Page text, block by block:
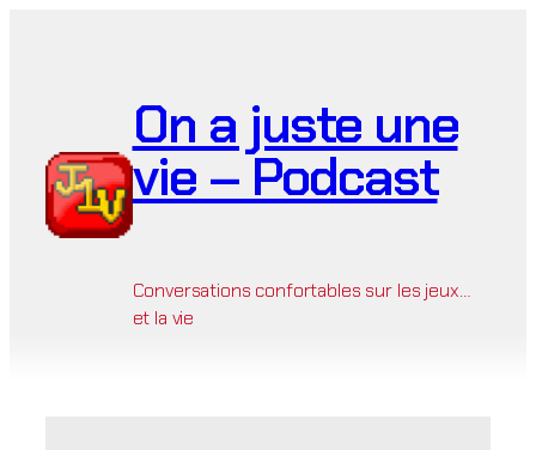
On a juste une
vie – Podcast
Conversations confortables sur les jeux…
et la vie